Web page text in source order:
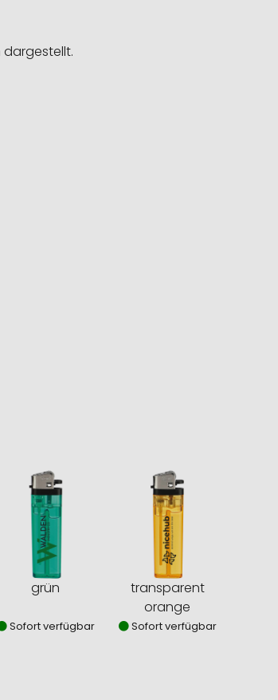
dargestellt.
grün
Sofort verfügbar
transparent
orange
Sofort verfügbar